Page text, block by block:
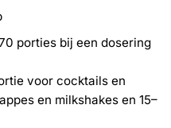
porties bij een dosering
voor cocktails en
en milkshakes en 15–